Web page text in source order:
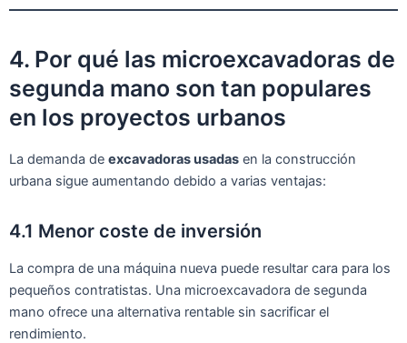
4. Por qué las microexcavadoras de
segunda mano son tan populares
en los proyectos urbanos
La demanda de excavadoras usadas en la construcción
urbana sigue aumentando debido a varias ventajas:
4.1 Menor coste de inversión
La compra de una máquina nueva puede resultar cara para los
pequeños contratistas. Una microexcavadora de segunda
mano ofrece una alternativa rentable sin sacrificar el
rendimiento.